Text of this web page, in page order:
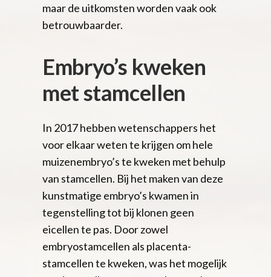
maar de uitkomsten worden vaak ook
betrouwbaarder.
Embryo’s kweken
met stamcellen
In 2017 hebben wetenschappers het
voor elkaar weten te krijgen om hele
muizenembryo’s te kweken met behulp
van stamcellen. Bij het maken van deze
kunstmatige embryo’s kwamen in
tegenstelling tot bij klonen geen
eicellen te pas. Door zowel
embryostamcellen als placenta-
stamcellen te kweken, was het mogelijk